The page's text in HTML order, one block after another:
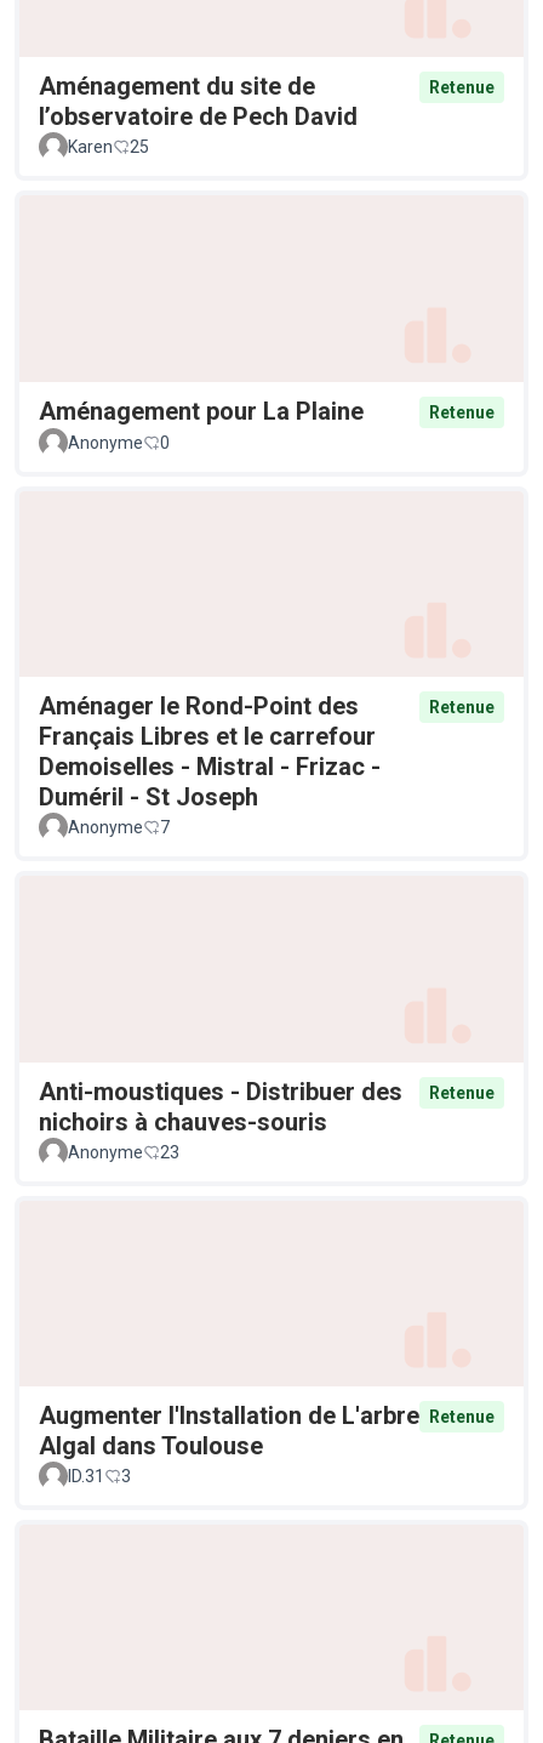
Aménagement du site de
l’observatoire de Pech David
Retenue
Karen 25
Aménagement pour La Plaine
Retenue
Anonyme
0
Aménager le Rond-Point des
Français Libres et le carrefour
Demoiselles - Mistral - Frizac -
Duméril - St Joseph
Retenue
Anonyme 7
Anti-moustiques - Distribuer des
nichoirs à chauves-souris
Retenue
Anonyme 23
Augmenter l'Installation de L'arbre
Algal dans Toulouse
Retenue
ID.31 3